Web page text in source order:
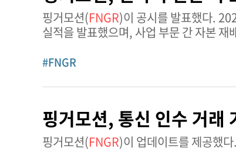
핑거모션(FNGR)이 공시를 발표했다. 2026년 1월 15일, 핑거모션은 2025년 11월 30일 마감 기준 2026 회계연도 3분기
실적을 발표했으며, 사업 부문 간 자본
#FNGR
핑거모션, 통신 인수 거래
핑거모션(FNGR)이 업데이트를 제공했다. 2025년 12월 15일, 핑거모션은 음성 및 메시징 통신 서비스 제공업체와 잠재적